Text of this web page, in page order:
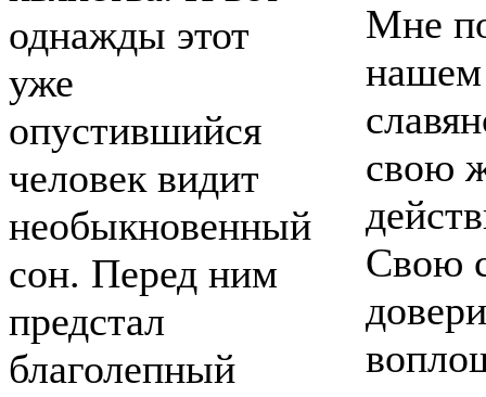
однажды этот
уже
опустившийся
человек видит
необыкновенный
сон. Перед ним
предстал
благолепный
Мне
нашем
свою
Свою